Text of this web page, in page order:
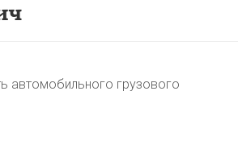
автомобильного грузового